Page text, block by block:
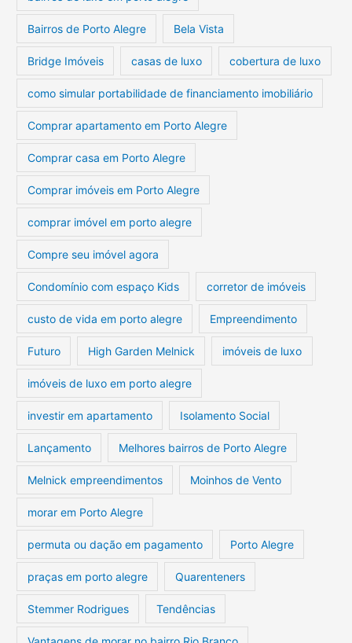
Bairros de Porto Alegre Bela Vista
Bridge Imóveis casas de luxo cobertura de luxo
como simular portabilidade de financiamento imobiliário
Comprar apartamento em Porto Alegre
Comprar casa em Porto Alegre
Comprar imóveis em Porto Alegre
comprar imóvel em porto alegre
Compre seu imóvel agora
Condomínio com espaço Kids corretor de imóveis
custo de vida em porto alegre Empreendimento
Futuro High Garden Melnick imóveis de luxo
imóveis de luxo em porto alegre
investir em apartamento Isolamento Social
Lançamento Melhores bairros de Porto Alegre
Melnick empreendimentos Moinhos de Vento
morar em Porto Alegre
permuta ou dação em pagamento Porto Alegre
praças em porto alegre Quarenteners
Stemmer Rodrigues Tendências